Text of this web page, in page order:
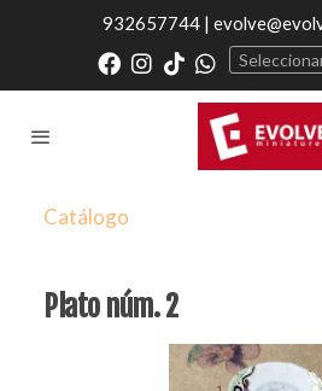
932657744 |
Catálogo
Plato núm. 2